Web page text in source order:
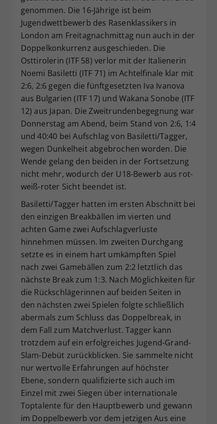
genommen. Die 16-Jährige ist beim
Jugendwettbewerb des Rasenklassikers in
London am Freitagnachmittag nun auch in der
Doppelkonkurrenz ausgeschieden. Die
Osttirolerin (ITF 58) verlor mit der Italienerin
Noemi Basiletti (ITF 71) im Achtelfinale klar mit
2:6, 2:6 gegen die fünftgesetzten Iva Ivanova
aus Bulgarien (ITF 17) und Wakana Sonobe (ITF
12) aus Japan. Die Zweitrundenbegegnung war
Donnerstag am Abend, beim Stand von 2:6, 1:4
und 40:40 bei Aufschlag von Basiletti/Tagger,
wegen Dunkelheit abgebrochen worden. Die
Wende gelang den beiden in der Fortsetzung
nicht mehr, wodurch der U18-Bewerb aus rot-
weiß-roter Sicht beendet ist.
Basiletti/Tagger hatten im ersten Abschnitt bei
den einzigen Breakbällen im vierten und
achten Game zwei Aufschlagverluste
hinnehmen müssen. Im zweiten Durchgang
setzte es in einem hart umkämpften Spiel
nach zwei Gamebällen zum 2:2 letztlich das
nächste Break zum 1:3. Nach Möglichkeiten für
die Rückschlägerinnen auf beiden Seiten in
den nächsten zwei Spielen folgte schließlich
abermals zum Schluss das Doppelbreak, in
dem Fall zum Matchverlust. Tagger kann
trotzdem auf ein erfolgreiches Jugend-Grand-
Slam-Debüt zurückblicken. Sie sammelte nicht
nur wertvolle Erfahrungen auf höchster
Ebene, sondern qualifizierte sich auch im
Einzel mit zwei Siegen über internationale
Toptalente für den Hauptbewerb und gewann
im Doppelbewerb vor dem jetzigen Aus eine
Zweck
Dieser Wert speichert Ihre Consent-
Einstellungen. Unter anderem eine
zufällig generierte ID, für die
historische Speicherung Ihrer
vorgenommen Einstellungen, falls der
Webseiten-Betreiber dies eingestellt
hat.